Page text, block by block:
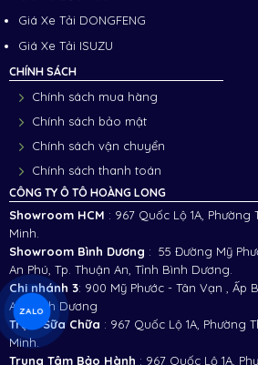
Giá Xe Tải DONGFENG
Giá Xe Tải ISUZU
CHÍNH SÁCH
Chính sách mua hàng
Chính sách bảo mật
Chính sách vận chuyển
Chính sách thanh toán
CÔNG TY Ô TÔ HOÀNG LONG
Showroom HCM : 967 Quốc Lộ 1A, Phường
Minh.
Showroom Bình Dương : 55 Đường Mỹ
An Phú, Tp. Thuận An, Tỉnh Bình Dương.
Chi nhánh 3: 900 Mỹ Phước - Tân Vạn , Ấp
An, Bình Dương
Trạm Sữa Chữa : 967 Quốc Lộ 1A, Phường
Minh.
Trung Tâm Bảo Hành : 967 Quốc Lộ 1A,
ZALO